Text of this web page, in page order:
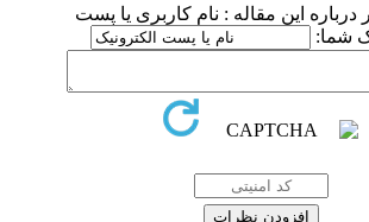
این مقاله : نام کاربری یا پست
شما: